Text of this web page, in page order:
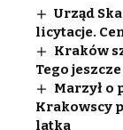
Urząd
licytacje.
Kraków
Tego
Marzył o
Krakowscy
latka